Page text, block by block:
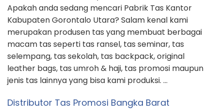
Apakah anda sedang mencari Pabrik Tas Kantor
Kabupaten Gorontalo Utara? Salam kenal kami
merupakan produsen tas yang membuat berbagai
macam tas seperti tas ransel, tas seminar, tas
selempang, tas sekolah, tas backpack, original
leather bags, tas umroh & haji, tas promosi maupun
jenis tas lainnya yang bisa kami produksi. …
Distributor Tas Promosi Bangka Barat